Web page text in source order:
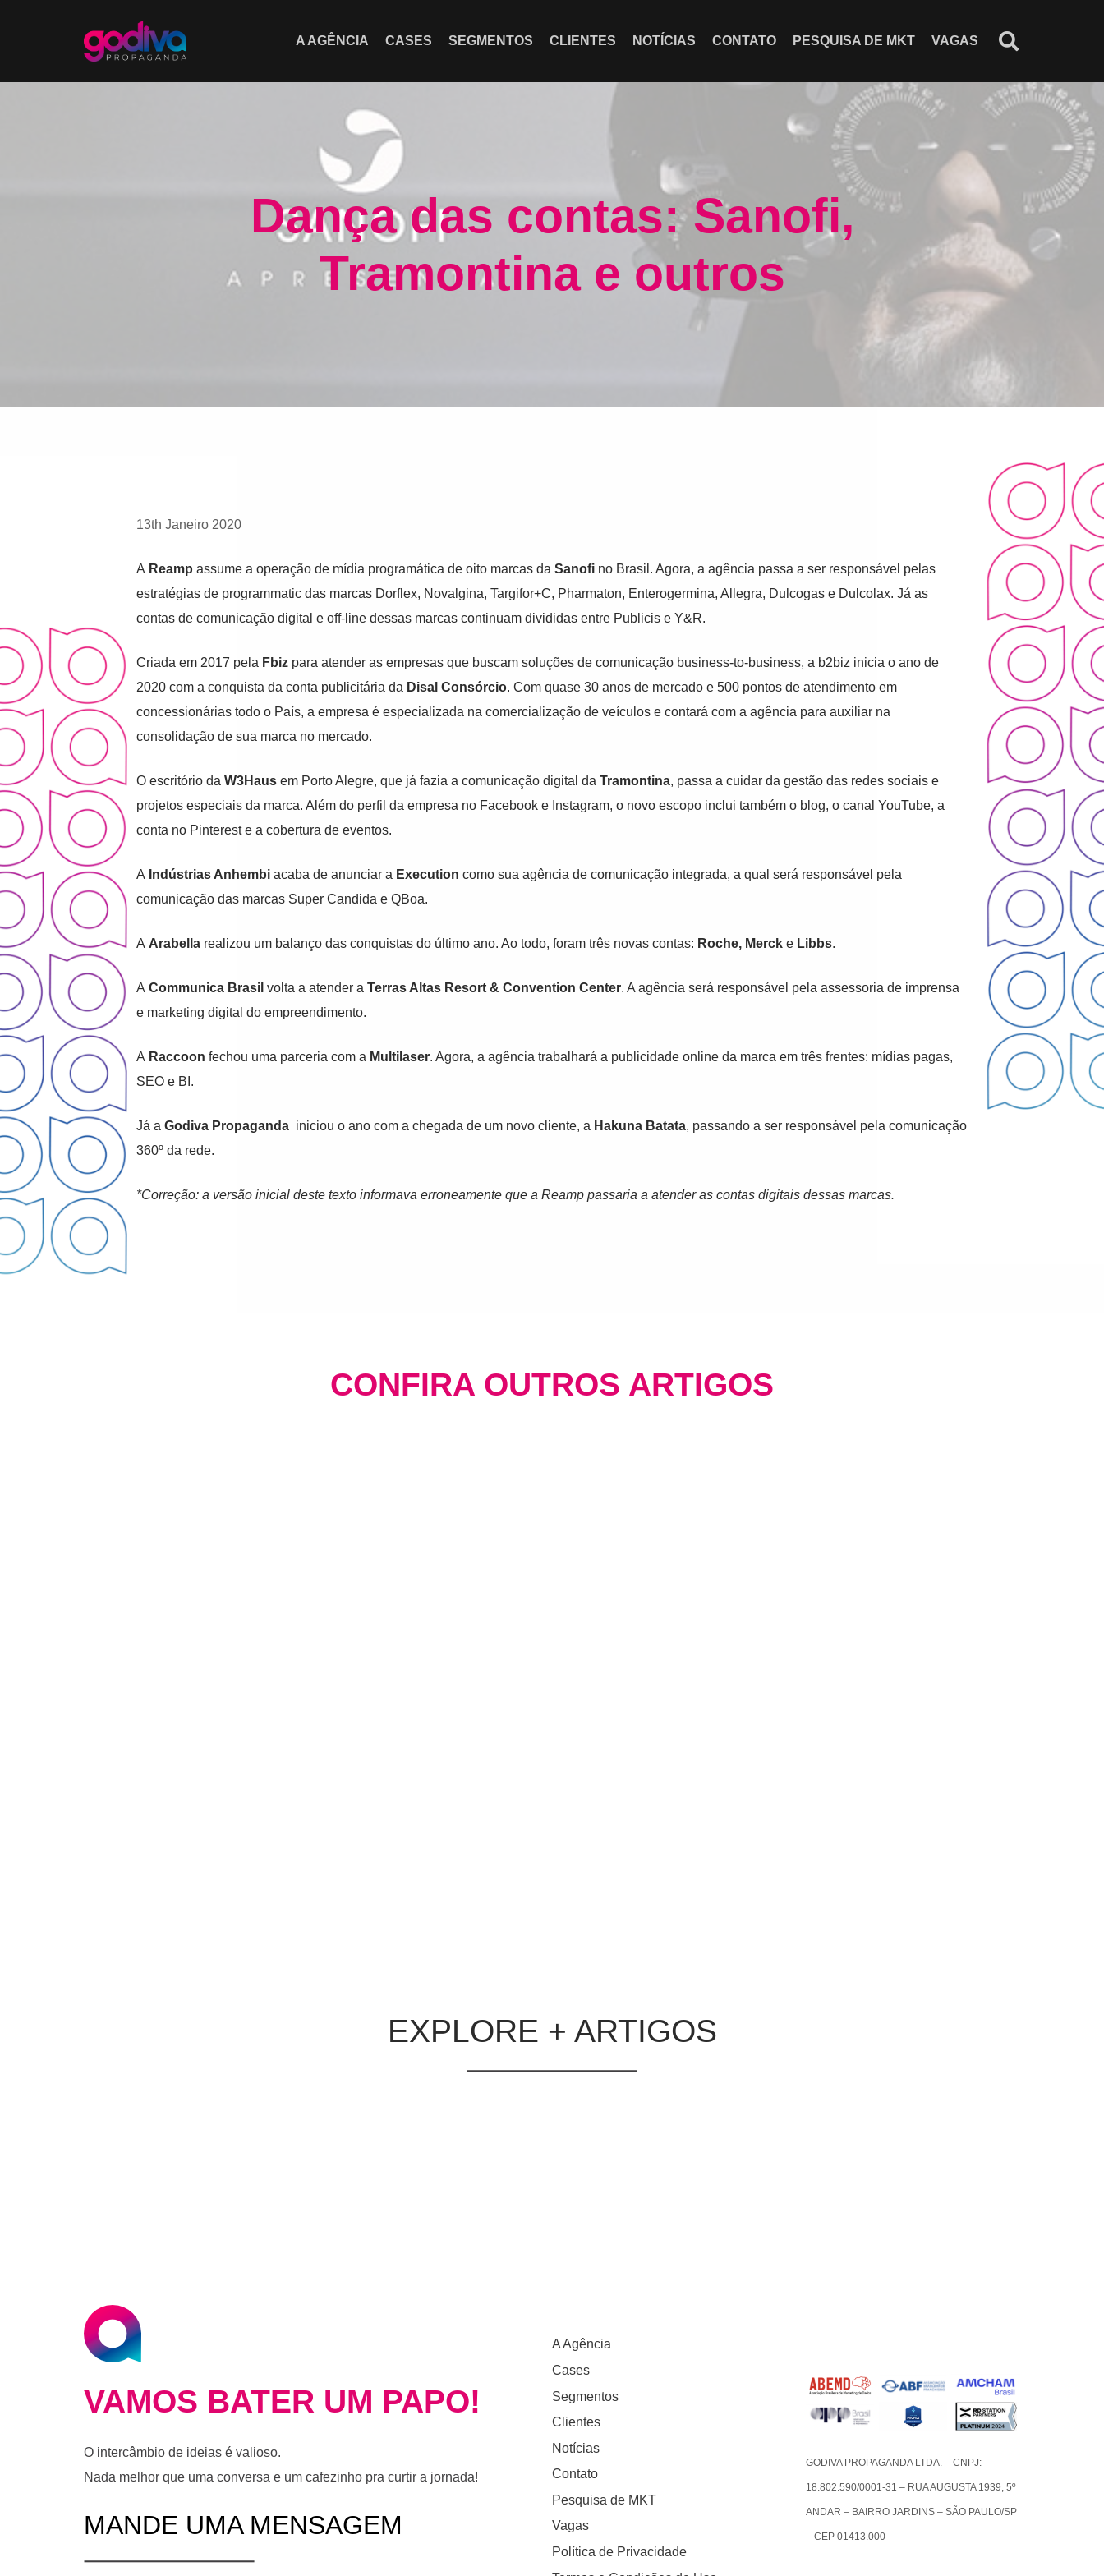
A AGÊNCIA CASES SEGMENTOS CLIENTES NOTÍCIAS CONTATO PESQUISA DE MKT VAGAS
Dança das contas: Sanofi,
Tramontina e outros
13th Janeiro 2020
A Reamp assume a operação de mídia programática de oito marcas da Sanofi no Brasil. Agora, a agência passa a ser responsável pelas
estratégias de programmatic das marcas Dorflex, Novalgina, Targifor+C, Pharmaton, Enterogermina, Allegra, Dulcogas e Dulcolax. Já as
contas de comunicação digital e off-line dessas marcas continuam divididas entre Publicis e Y&R.
Criada em 2017 pela Fbiz para atender as empresas que buscam soluções de comunicação business-to-business, a b2biz inicia o ano de
2020 com a conquista da conta publicitária da Disal Consórcio. Com quase 30 anos de mercado e 500 pontos de atendimento em
concessionárias todo o País, a empresa é especializada na comercialização de veículos e contará com a agência para auxiliar na
consolidação de sua marca no mercado.
O escritório da W3Haus em Porto Alegre, que já fazia a comunicação digital da Tramontina, passa a cuidar da gestão das redes sociais e
projetos especiais da marca. Além do perfil da empresa no Facebook e Instagram, o novo escopo inclui também o blog, o canal YouTube, a
conta no Pinterest e a cobertura de eventos.
A Indústrias Anhembi acaba de anunciar a Execution como sua agência de comunicação integrada, a qual será responsável pela
comunicação das marcas Super Candida e QBoa.
A Arabella realizou um balanço das conquistas do último ano. Ao todo, foram três novas contas: Roche, Merck e Libbs.
A Communica Brasil volta a atender a Terras Altas Resort & Convention Center. A agência será responsável pela assessoria de imprensa
e marketing digital do empreendimento.
A Raccoon fechou uma parceria com a Multilaser. Agora, a agência trabalhará a publicidade online da marca em três frentes: mídias pagas,
SEO e BI.
Já a Godiva Propaganda iniciou o ano com a chegada de um novo cliente, a Hakuna Batata, passando a ser responsável pela comunicação
360º da rede.
*Correção: a versão inicial deste texto informava erroneamente que a Reamp passaria a atender as contas digitais dessas marcas.
CONFIRA OUTROS ARTIGOS
EXPLORE + ARTIGOS
VAMOS BATER UM PAPO!
O intercâmbio de ideias é valioso.
Nada melhor que uma conversa e um cafezinho pra curtir a jornada!
MANDE UMA MENSAGEM
A Agência
Cases
Segmentos
Clientes
Notícias
Contato
Pesquisa de MKT
Vagas
Política de Privacidade
GODIVA PROPAGANDA LTDA. – CNPJ:
18.802.590/0001-31 – RUA AUGUSTA 1939, 5º
ANDAR – BAIRRO JARDINS – SÃO PAULO/SP
– CEP 01413.000